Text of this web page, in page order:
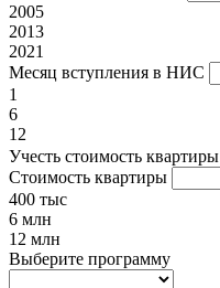
2005
2013
2021
Месяц вступления в НИС
1
6
12
Учесть стоимость квартиры
Стоимость квартиры
400 тыс
6 млн
12 млн
Выберите программу